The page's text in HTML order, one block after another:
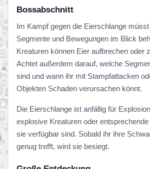
Bossabschnitt
Im Kampf gegen die Eierschlange müsst
Segmente und Bewegungen im Blick
Kreaturen können Eier aufbrechen oder
Achtet außerdem darauf, welche
sind und wann ihr mit Stampfattacken
Objekten Schaden verursachen könnt.
Die Eierschlange ist anfällig für
explosive Kreaturen oder
sie verfügbar sind. Sobald ihr ihre
genug trefft, wird sie besiegt.